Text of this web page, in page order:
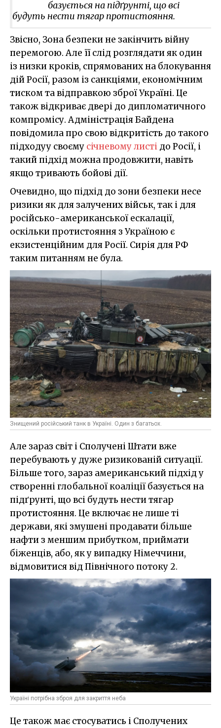
базується на підґрунті, що всі
будуть нести тягар протистояння.
Звісно, Зона безпеки не закінчить війну
перемогою. Але її слід розглядати як один
із низки кроків, спрямованих на блокування
дій Росії, разом із санкціями, економічним
тиском та відправкою зброї Україні. Це
також відкриває двері до дипломатичного
компромісу. Адміністрація Байдена
повідомила про свою відкритість до такого
підходуу своєму січневому листі до Росії, і
такий підхід можна продовжити, навіть
якщо тривають бойові дії.
Очевидно, що підхід до зони безпеки несе
ризики як для залучених військ, так і для
російсько-американської ескалації,
оскільки протистояння з Україною є
екзистенційним для Росії. Сирія для РФ
таким питанням не була.
Знищений російський танк в Україні. Один з багатьох.
Але зараз світ і Сполучені Штати вже
перебувають у дуже ризикованій ситуації.
Більше того, зараз американський підхід у
створенні глобальної коаліції базується на
підґрунті, що всі будуть нести тягар
протистояння. Це включає не лише ті
держави, які змушені продавати більше
нафти з меншим прибутком, приймати
біженців, або, як у випадку Німеччини,
відмовитися від Північного потоку 2.
Україні потрібна зброя для закриття неба
Це також має стосуватись і Сполучених